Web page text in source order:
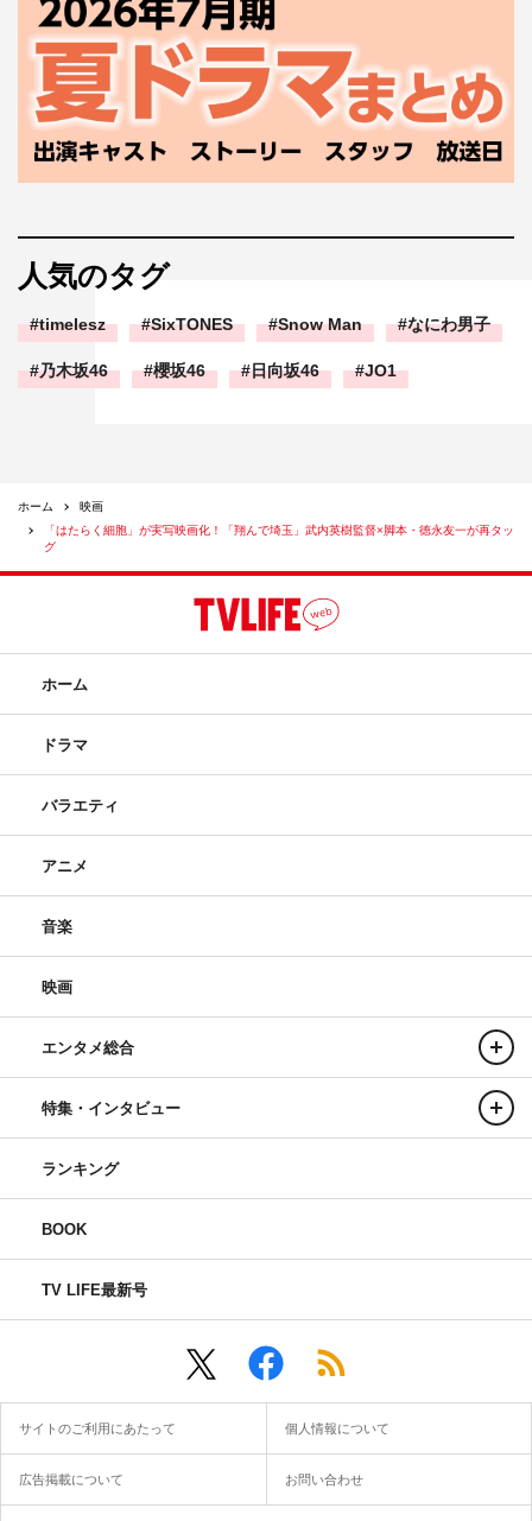
人気のタグ
timelesz SixTONES Snow Man なにわ男子
乃木坂46 櫻坂46 日向坂46 JO1
ホーム
映画
「はたらく細胞」が実写映画化！「翔んで埼玉」武内英樹監督×脚本・徳永友一が再タッ
グ
ホーム
ドラマ
バラエティ
アニメ
音楽
映画
エンタメ総合
特集・インタビュー
ランキング
BOOK
TV LIFE最新号
サイトのご利用にあたって 個人情報について
広告掲載について お問い合わせ